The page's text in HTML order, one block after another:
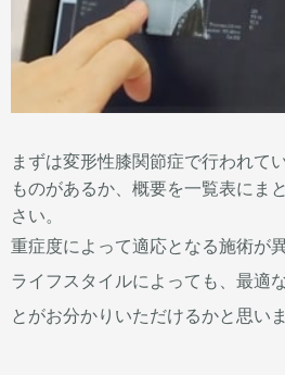
まずは変形性膝関節症で行われて
ものがあるか、概要を一覧表にま
さい。
重症度によって適応となる施術が
ライフスタイルによっても、最適
とがお分かりいただけるかと思いま